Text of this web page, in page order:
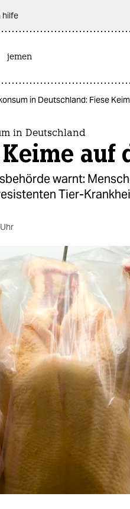
hilfe
jemen
in Deutschland: Fiese
in Deutschland
auf
warnt:
Tier-